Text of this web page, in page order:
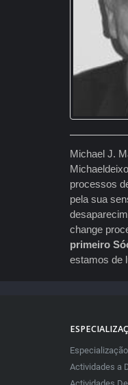
Michael J.
processos
pela sua
change
primeiro
estamos de
Especialização
Actividades a